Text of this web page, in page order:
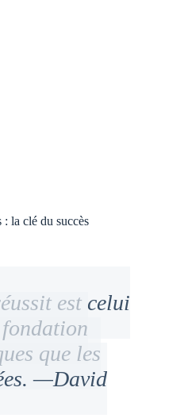
: la clé du succès
est celui
que les
—David